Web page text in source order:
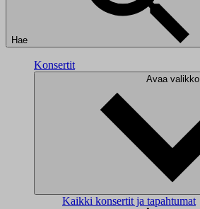
Hae
Konsertit
Avaa valikko
Kaikki konsertit ja tapahtumat